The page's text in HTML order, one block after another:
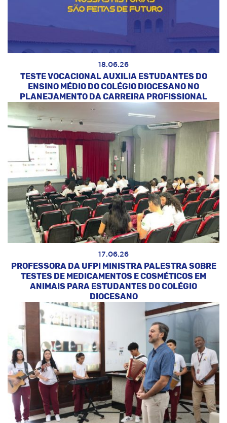
18.06.26
TESTE VOCACIONAL AUXILIA ESTUDANTES DO
ENSINO MÉDIO DO COLÉGIO DIOCESANO NO
PLANEJAMENTO DA CARREIRA PROFISSIONAL
17.06.26
PROFESSORA DA UFPI MINISTRA PALESTRA SOBRE
TESTES DE MEDICAMENTOS E COSMÉTICOS EM
ANIMAIS PARA ESTUDANTES DO COLÉGIO
DIOCESANO